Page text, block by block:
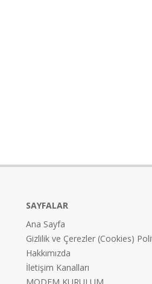
SAYFALAR
Ana Sayfa
Gizlilik ve Çerezler (Cookies)
Hakkımızda
İletişim Kanalları